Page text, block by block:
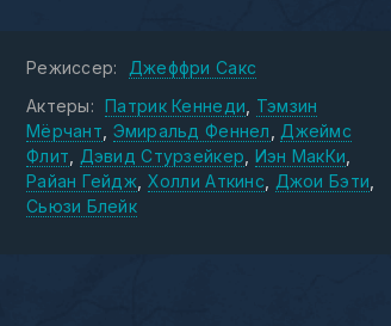
Режиссер:
Джеффри Сакс
Актеры:
Патрик Кеннеди
Тэмзин
Мёрчант Эмиральд Феннел
Джеймс
Флит
Дэвид Стурзейкер Иэн МакКи
Райан Гейдж Холли Аткинс
Джои Бэти
Сьюзи Блейк